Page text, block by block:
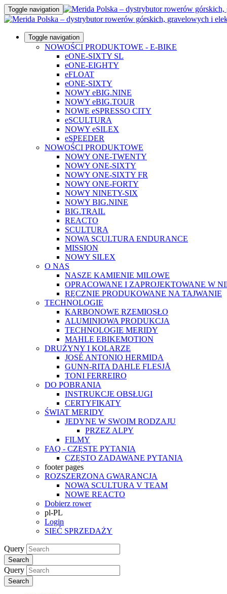
Toggle navigation
Toggle navigation
NOWOŚCI PRODUKTOWE - E-BIKE
eONE-SIXTY SL
eONE-EIGHTY
eFLOAT
eONE-SIXTY
NOWY eBIG.NINE
NOWY eBIG.TOUR
NOWE eSPRESSO CITY
eSCULTURA
NOWY eSILEX
eSPEEDER
NOWOŚCI PRODUKTOWE
NOWY ONE-TWENTY
NOWY ONE-SIXTY
NOWY ONE-SIXTY FR
NOWY ONE-FORTY
NOWY NINETY-SIX
NOWY BIG.NINE
BIG.TRAIL
REACTO
SCULTURA
NOWA SCULTURA ENDURANCE
MISSION
NOWY SILEX
O NAS
NASZE KAMIENIE MILOWE
OPRACOWANE I ZAPROJEKTOWANE W
RĘCZNIE PRODUKOWANE NA TAJWANIE
TECHNOLOGIE
KARBONOWE RZEMIOSŁO
ALUMINIOWA PRODUKCJA
TECHNOLOGIE MERIDY
MAHLE EBIKEMOTION
DRUŻYNY I KOLARZE
JOSÉ ANTONIO HERMIDA
GUNN-RITA DAHLE FLESJÅ
TONI FERREIRO
DO POBRANIA
INSTRUKCJE OBSŁUGI
CERTYFIKATY
ŚWIAT MERIDY
JEDYNE W SWOIM RODZAJU
PRZEZ ALPY
FILMY
FAQ - CZĘSTE PYTANIA
CZĘSTO ZADAWANE PYTANIA
footer pages
ROZSZERZONA GWARANCJA
NOWA SCULTURA V TEAM
NOWE REACTO
Dobierz rower
pl-PL
Login
SIEĆ SPRZEDAŻY
Query
Search
Query
Search